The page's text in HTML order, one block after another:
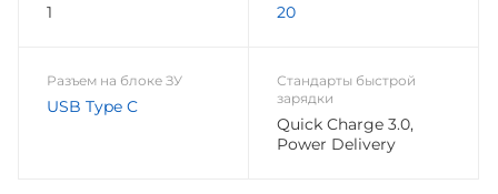
1 20
Разъем на блоке ЗУ
USB Type C
Стандарты быстрой
зарядки
Quick Charge 3.0,
Power Delivery